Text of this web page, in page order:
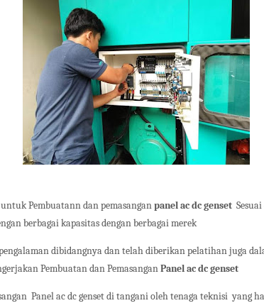
Pembuatann dan pemasanganpanel ac dc genset
berbagai kapasitas dengan berbagai merek
dibidangnya dan telah diberikan pelatihan juga
Pembuatan dan PemasanganPanel ac dc genset
Panel ac dc genset di tangani oleh tenaga teknisi yang